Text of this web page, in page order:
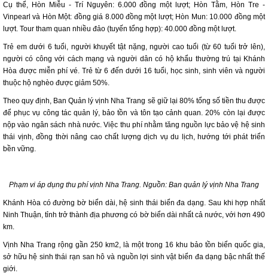
Cụ thể, Hòn Miễu - Trí Nguyên: 6.000 đồng một lượt; Hòn Tằm, Hòn Tre -
Vinpearl và Hòn Một: đồng giá 8.000 đồng một lượt; Hòn Mun: 10.000 đồng một
lượt. Tour tham quan nhiều đảo (tuyến tổng hợp): 40.000 đồng một lượt.
Trẻ em dưới 6 tuổi, người khuyết tật nặng, người cao tuổi (từ 60 tuổi trở lên),
người có công với cách mạng và người dân có hộ khẩu thường trú tại Khánh
Hòa được miễn phí vé. Trẻ từ 6 đến dưới 16 tuổi, học sinh, sinh viên và người
thuộc hộ nghèo được giảm 50%.
Theo quy định, Ban Quản lý vịnh Nha Trang sẽ giữ lại 80% tổng số tiền thu được
để phục vụ công tác quản lý, bảo tồn và tôn tạo cảnh quan. 20% còn lại được
nộp vào ngân sách nhà nước. Việc thu phí nhằm tăng nguồn lực bảo vệ hệ sinh
thái vịnh, đồng thời nâng cao chất lượng dịch vụ du lịch, hướng tới phát triển
bền vững.
Phạm vi áp dụng thu phí vịnh Nha Trang. Nguồn: Ban quản lý vịnh Nha Trang
Khánh Hòa có đường bờ biển dài, hệ sinh thái biển đa dạng. Sau khi hợp nhất
Ninh Thuận, tỉnh trở thành địa phương có bờ biển dài nhất cả nước, với hơn 490
km.
Vịnh Nha Trang rộng gần 250 km2, là một trong 16 khu bảo tồn biển quốc gia,
sở hữu hệ sinh thái rạn san hô và nguồn lợi sinh vật biển đa dạng bậc nhất thế
giới.